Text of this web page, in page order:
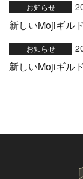
お知らせ
新しいMojiギル
お知らせ
新しいMojiギル